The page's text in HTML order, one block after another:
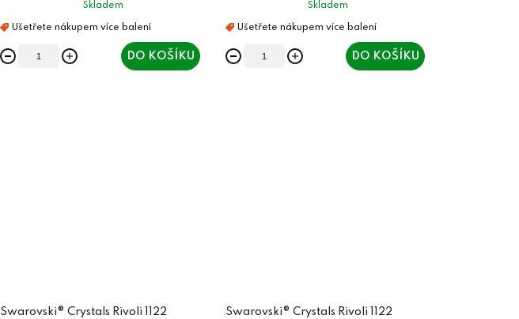
Skladem
DO KOŠÍKU
Skladem
DO KOŠÍKU
Swarovski® Crystals Rivoli 1122
Swarovski® Crystals Rivoli 1122